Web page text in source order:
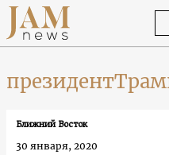
Ближний Восток
30 января, 2020